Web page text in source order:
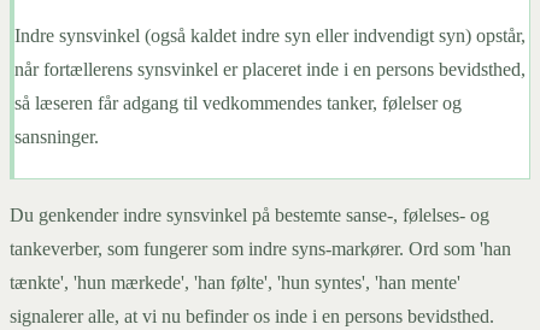
Indre synsvinkel (også kaldet indre syn eller indvendigt syn) opstår,
når fortællerens synsvinkel er placeret inde i en persons bevidsthed,
så læseren får adgang til vedkommendes tanker, følelser og
sansninger.
Du genkender indre synsvinkel på bestemte sanse-, følelses- og
tankeverber, som fungerer som indre syns-markører. Ord som 'han
tænkte', 'hun mærkede', 'han følte', 'hun syntes', 'han mente'
signalerer alle, at vi nu befinder os inde i en persons bevidsthed.